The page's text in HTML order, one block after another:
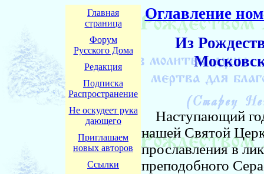
Главная
страница
Форум
Русского Дома
Редакция
Подписка
Распространение
Не оскудеет рука
дающего
Приглашаем
новых авторов
Ссылки
Оглавление
Из
Наступающий
нашей Святой
прославления в
преподобного